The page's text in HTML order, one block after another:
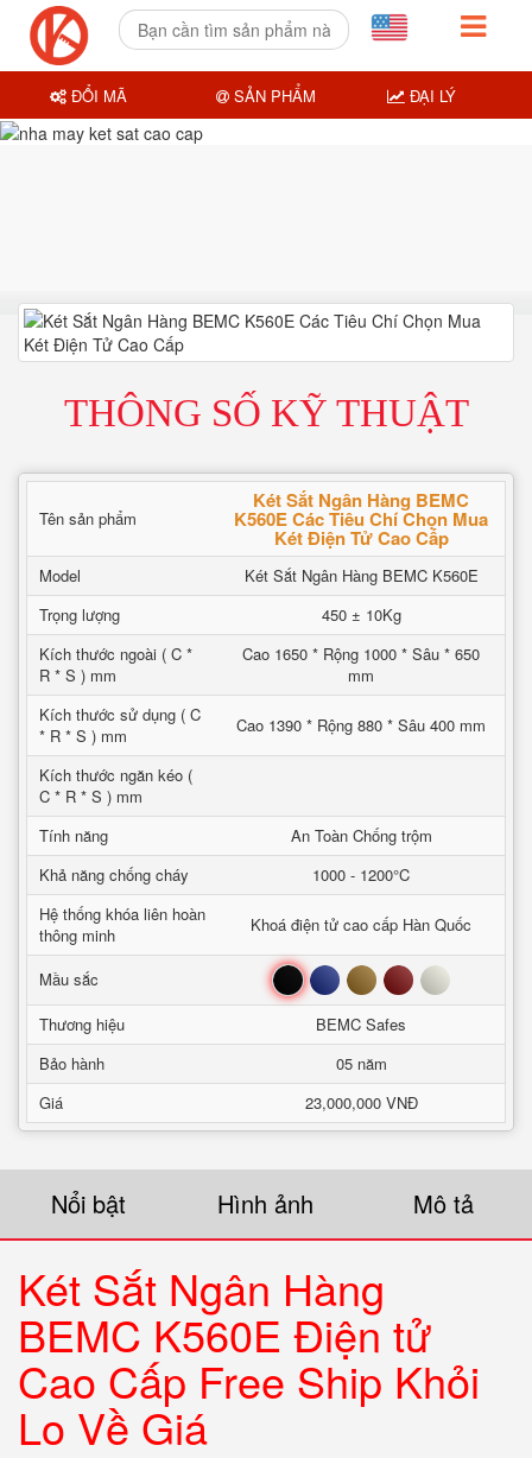
THÔNG SỐ KỸ THUẬT
Tên sản phẩm
Két Sắt Ngân Hàng BEMC
K560E Các Tiêu Chí Chọn Mua
Két Điện Tử Cao Cấp
Model
Két Sắt Ngân Hàng BEMC K560E
Trọng lượng
450 ± 10Kg
Kích thước ngoài ( C *
R * S ) mm
Cao 1650 * Rộng 1000 * Sâu * 650
mm
Kích thước sử dụng ( C
* R * S ) mm
Cao 1390 * Rộng 880 * Sâu 400 mm
Kích thước ngăn kéo (
C * R * S ) mm
Tính năng
An Toàn Chống trộm
Khả năng chống cháy
1000 - 1200°C
Hệ thống khóa liên hoàn
thông minh
Khoá điện tử cao cấp Hàn Quốc
Mầu sắc Đen Xanh Nâu Đỏ Trắng
Thương hiệu
BEMC Safes
Bảo hành
05 năm
Giá
23,000,000 VNĐ
Nổi bật Hình ảnh Mô tả
Két Sắt Ngân Hàng
BEMC K560E Điện tử
Cao Cấp Free Ship Khỏi
Lo Về Giá
ĐỔI MÃ SẢN PHẨM ĐẠI LÝ